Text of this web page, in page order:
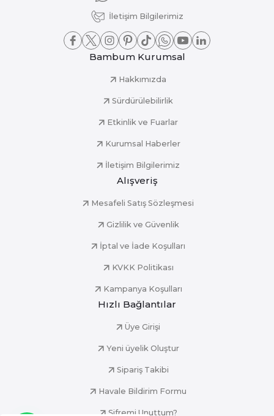
İletişim Bilgilerimiz
Bambum Kurumsal
Hakkımızda
Sürdürülebilirlik
Etkinlik ve Fuarlar
Kurumsal Haberler
İletişim Bilgilerimiz
Alışveriş
Mesafeli Satış Sözleşmesi
Gizlilik ve Güvenlik
İptal ve İade Koşulları
KVKK Politikası
Kampanya Koşulları
Hızlı Bağlantılar
Üye Girişi
Yeni üyelik Oluştur
Sipariş Takibi
Havale Bildirim Formu
Şifremi Unuttum?